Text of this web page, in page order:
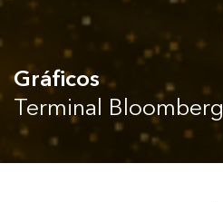
Gráficos
Terminal Bloomberg